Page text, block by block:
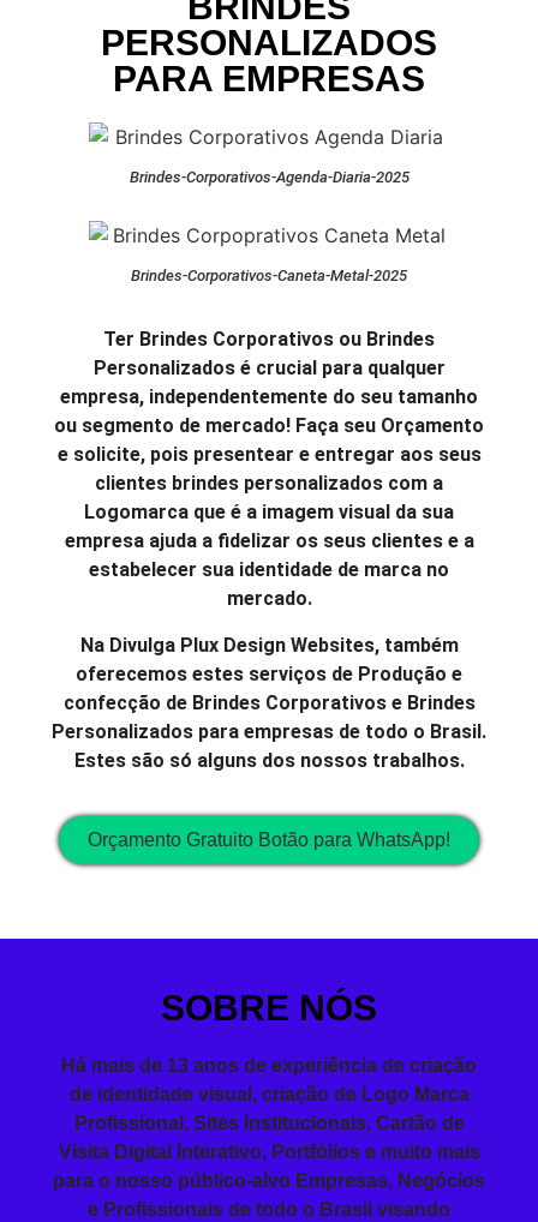
PERSONALIZADOS
PARA EMPRESAS
Brindes-Corporativos-Agenda-Diaria-2025
Brindes-Corporativos-Caneta-Metal-2025
Ter Brindes Corporativos ou Brindes
Personalizados é crucial para qualquer
empresa, independentemente do seu tamanho
ou segmento de mercado! Faça seu Orçamento
e solicite, pois presentear e entregar aos seus
clientes brindes personalizados com a
Logomarca que é a imagem visual da sua
empresa ajuda a fidelizar os seus clientes e a
estabelecer sua identidade de marca no
mercado.
Na Divulga Plux Design Websites, também
oferecemos estes serviços de Produção e
confecção de Brindes Corporativos e Brindes
Personalizados para empresas de todo o Brasil.
Estes são só alguns dos nossos trabalhos.
Orçamento Gratuito Botão para WhatsApp!
SOBRE NÓS
Há mais de 13 anos de experiência de criação
de identidade visual, criação de LogoMarca
Profissional, SitesInstitucionais, Cartão de
VisitaDigital Interativo, Portfólios e muito mais
para o nosso público-alvo Empresas, Negócios
e Profissionais de todo o Brasil visando